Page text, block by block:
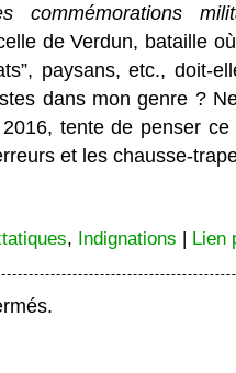
commémorations
de Verdun, bataille
paysans, etc., doit-
dans mon genre ?
tente de penser
et les chausse-
, Indignations | Lien